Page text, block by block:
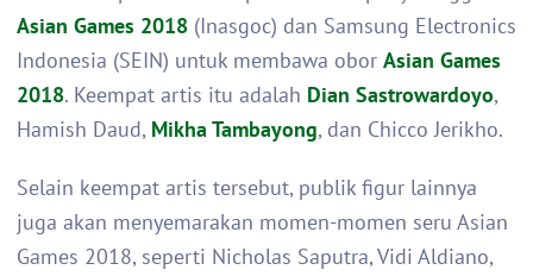
Asian Games 2018 (Inasgoc) dan Samsung Electronics
Indonesia (SEIN) untuk membawa obor Asian Games
2018. Keempat artis itu adalah Dian Sastrowardoyo,
Hamish Daud, Mikha Tambayong, dan Chicco Jerikho.
Selain keempat artis tersebut, publik figur lainnya
juga akan menyemarakan momen-momen seru Asian
Games 2018, seperti Nicholas Saputra, Vidi Aldiano,